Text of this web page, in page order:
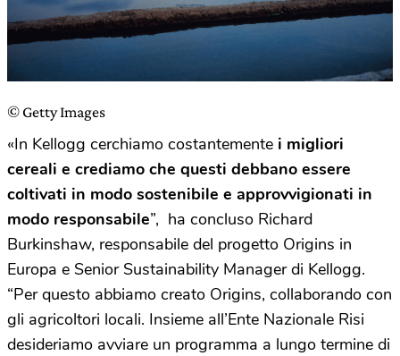
© Getty Images
«In Kellogg cerchiamo costantemente i migliori
cereali e crediamo che questi debbano essere
coltivati in modo sostenibile e approvvigionati in
modo responsabile”, ha concluso Richard
Burkinshaw, responsabile del progetto Origins in
Europa e Senior Sustainability Manager di Kellogg.
“Per questo abbiamo creato Origins, collaborando con
gli agricoltori locali. Insieme all’Ente Nazionale Risi
desideriamo avviare un programma a lungo termine di